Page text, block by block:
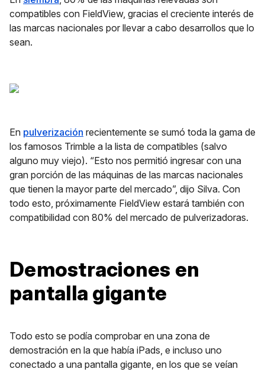
compatibles con FieldView, gracias el creciente interés de
las marcas nacionales por llevar a cabo desarrollos que lo
sean.
En pulverización recientemente se sumó toda la gama de
los famosos Trimble a la lista de compatibles (salvo
alguno muy viejo). “Esto nos permitió ingresar con una
gran porción de las máquinas de las marcas nacionales
que tienen la mayor parte del mercado”, dijo Silva. Con
todo esto, próximamente FieldView estará también con
compatibilidad con 80% del mercado de pulverizadoras.
Demostraciones en
pantalla gigante
Todo esto se podía comprobar en una zona de
demostración en la que había iPads, e incluso uno
conectado a una pantalla gigante, en los que se veían